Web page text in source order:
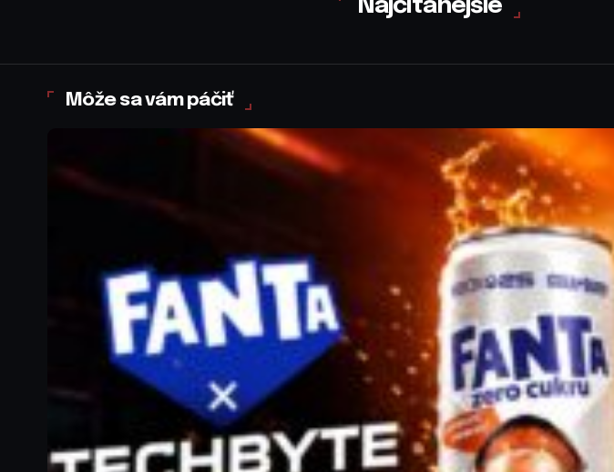
Najčítanejšie
Môže sa vám páčiť